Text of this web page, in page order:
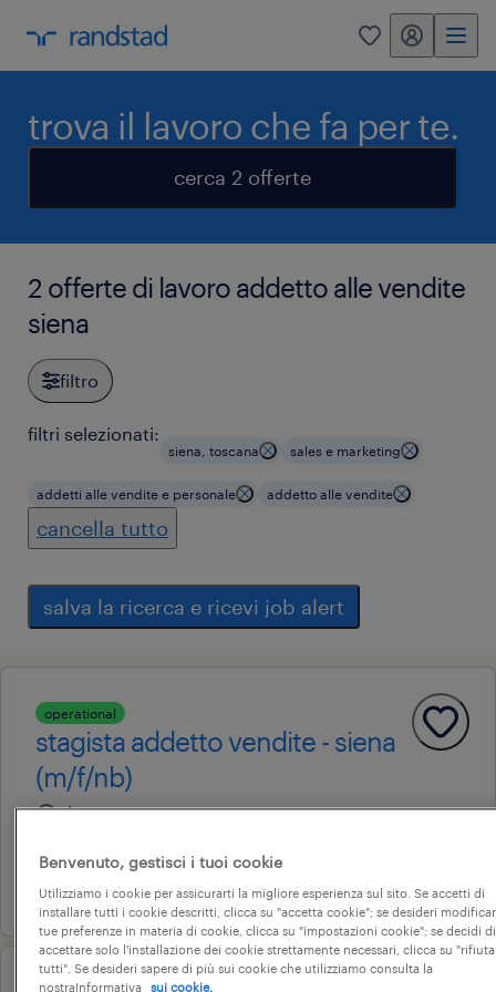
0 my randstad
trova il lavoro che fa per te.
cerca 2 offerte
2 offerte di lavoro addetto alle vendite
siena
filtro
filtri selezionati:
siena, toscana sales e marketing
addetti alle vendite e personale addetto alle vendite
cancella tutto
salva la ricerca e ricevi job alert
operational
stagista addetto vendite - siena
(m/f/nb)
siena, toscana
4 agosto 2026
Benvenuto, gestisci i tuoi cookie
Utilizziamo i cookie per assicurarti la migliore esperienza sul sito. Se accetti di
installare tutti i cookie descritti, clicca su "accetta cookie"; se desideri
tue preferenze in materia di cookie, clicca su "impostazioni cookie"; se decidi di
accettare solo l'installazione dei cookie strettamente necessari, clicca su "rifiuta
tutti". Se desideri sapere di più sui cookie che utilizziamo consulta la
nostraInformativa
sui cookie.